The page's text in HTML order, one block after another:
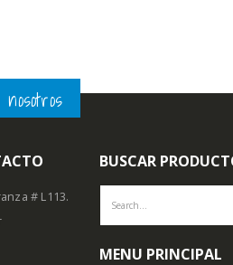
# L113.
BUSCAR
MENU PRINCIPAL